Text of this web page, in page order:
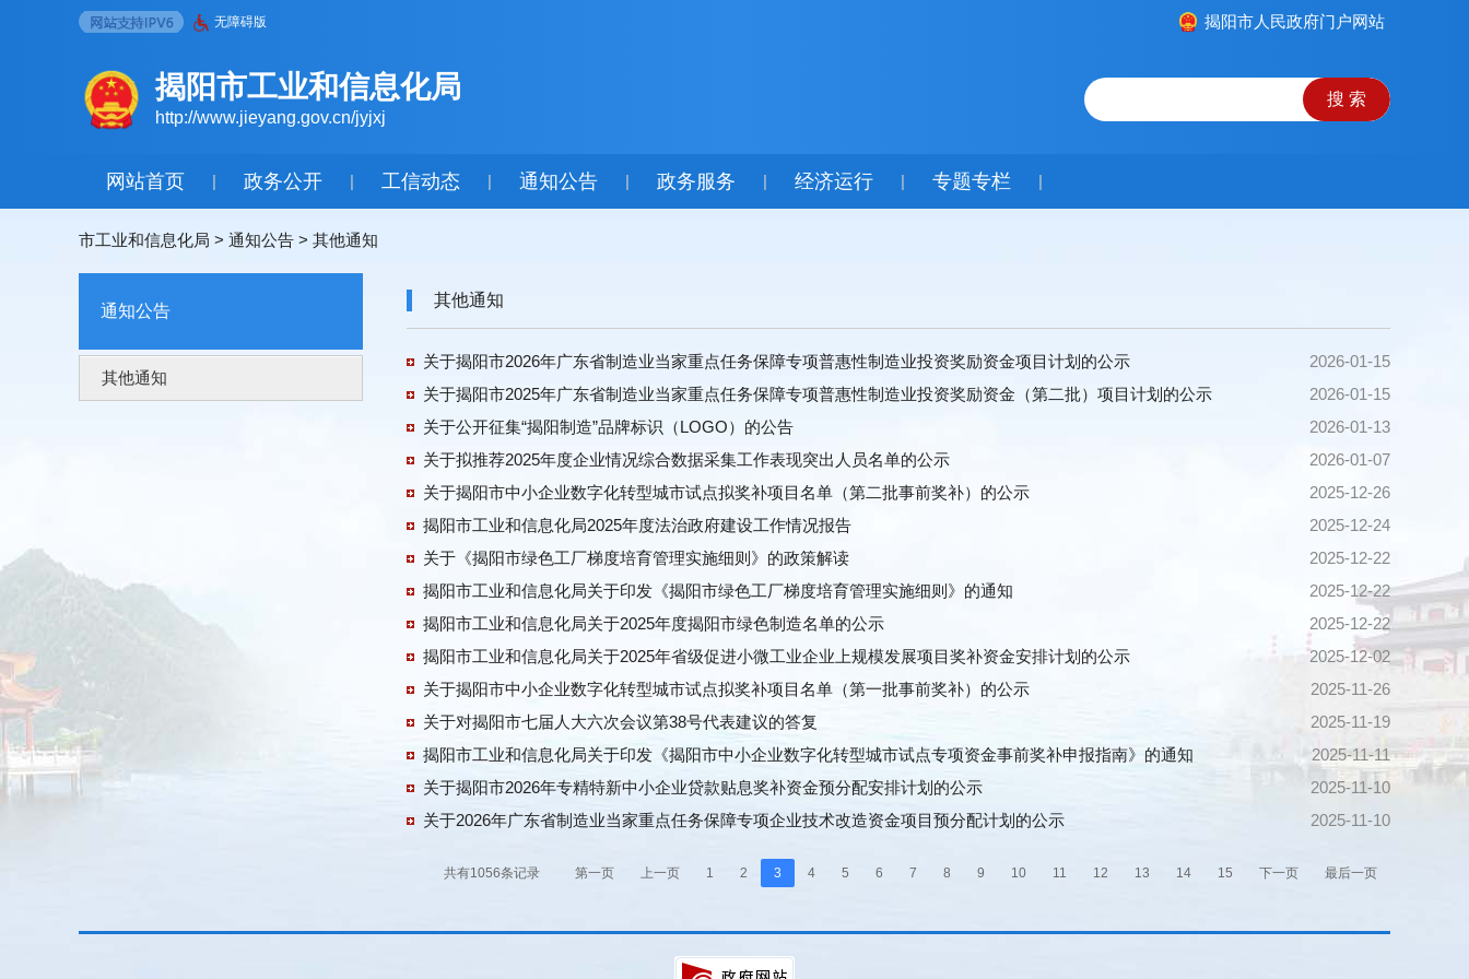
无障碍版 揭阳市人民政府门户网站
揭阳市工业和信息化局
http://www.jieyang.gov.cn/jyjxj
网站首页 | 政务公开 | 工信动态 | 通知公告 | 政务服务 | 经济运行 | 专题专栏 |
市工业和信息化局 > 通知公告 > 其他通知
通知公告
其他通知
其他通知
2026-01-15
关于揭阳市2026年广东省制造业当家重点任务保障专项普惠性制造业投资奖励资金项目计划的公示
2026-01-15
关于揭阳市2025年广东省制造业当家重点任务保障专项普惠性制造业投资奖励资金（第二批）项目计划的公示
2026-01-13
关于公开征集“揭阳制造”品牌标识（LOGO）的公告
2026-01-07
关于拟推荐2025年度企业情况综合数据采集工作表现突出人员名单的公示
2025-12-26
关于揭阳市中小企业数字化转型城市试点拟奖补项目名单（第二批事前奖补）的公示
2025-12-24
揭阳市工业和信息化局2025年度法治政府建设工作情况报告
2025-12-22
关于《揭阳市绿色工厂梯度培育管理实施细则》的政策解读
2025-12-22
揭阳市工业和信息化局关于印发《揭阳市绿色工厂梯度培育管理实施细则》的通知
2025-12-22
揭阳市工业和信息化局关于2025年度揭阳市绿色制造名单的公示
2025-12-02
揭阳市工业和信息化局关于2025年省级促进小微工业企业上规模发展项目奖补资金安排计划的公示
2025-11-26
关于揭阳市中小企业数字化转型城市试点拟奖补项目名单（第一批事前奖补）的公示
2025-11-19
关于对揭阳市七届人大六次会议第38号代表建议的答复
2025-11-11
揭阳市工业和信息化局关于印发《揭阳市中小企业数字化转型城市试点专项资金事前奖补申报指南》的通知
2025-11-10
关于揭阳市2026年专精特新中小企业贷款贴息奖补资金预分配安排计划的公示
2025-11-10
关于2026年广东省制造业当家重点任务保障专项企业技术改造资金项目预分配计划的公示
第一页 上一页 1 2 3 4 5 6 7 8 9 10 11 12 13 14 15 下一页 最后一页
共有1056条记录